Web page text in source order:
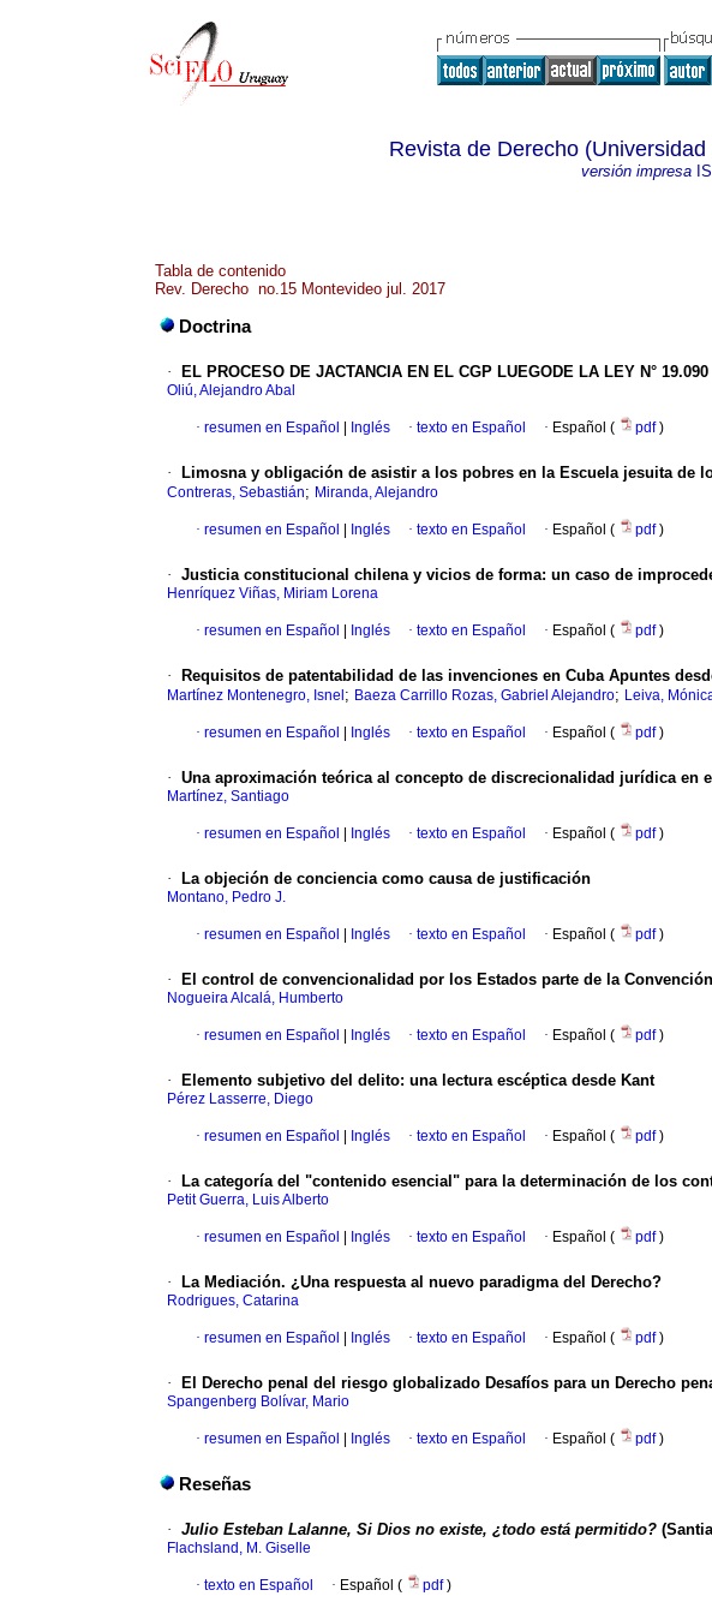
Revista de Derecho
versión impresa
Tabla de contenido
Rev. Derecho no.15 Montevideo jul. 2017
Doctrina
· EL PROCESO DE JACTANCIA EN EL CGP LUEGODE LA LEY N° 19.090
Oliú, Alejandro Abal
· resumen en Español Inglés · texto en Español · Español ( pdf)
· Limosna y obligación de asistir a los pobres en la Escuela jesuita de
Contreras, Sebastián; Miranda, Alejandro
· resumen en Español Inglés · texto en Español · Español ( pdf)
· Justicia constitucional chilena y vicios de forma: un caso de
Henríquez Viñas, Miriam Lorena
· resumen en Español Inglés · texto en Español · Español ( pdf)
· Requisitos de patentabilidad de las invenciones en Cuba Apuntes
Martínez Montenegro, Isnel ; Baeza Carrillo Rozas, Gabriel Alejandro; Leiva,
· resumen en Español Inglés · texto en Español · Español ( pdf)
· Una aproximación teórica al concepto de discrecionalidad jurídica en
Martínez, Santiago
· resumen en Español Inglés · texto en Español · Español ( pdf)
· La objeción de conciencia como causa de justificación
Montano, Pedro J.
· resumen en Español Inglés · texto en Español · Español ( pdf)
· El control de convencionalidad por los Estados parte de la
Nogueira Alcalá, Humberto
· resumen en Español Inglés · texto en Español · Español ( pdf)
· Elemento subjetivo del delito: una lectura escéptica desde Kant
Pérez Lasserre, Diego
· resumen en Español Inglés · texto en Español · Español ( pdf)
· La categoría del "contenido esencial" para la determinación de los
Petit Guerra, Luis Alberto
· resumen en Español Inglés · texto en Español · Español ( pdf)
· La Mediación. ¿Una respuesta al nuevo paradigma del Derecho?
Rodrigues, Catarina
· resumen en Español Inglés · texto en Español · Español ( pdf)
· El Derecho penal del riesgo globalizado Desafíos para un Derecho
Spangenberg Bolívar, Mario
· resumen en Español Inglés · texto en Español · Español ( pdf)
Reseñas
· Julio Esteban Lalanne, Si Dios no existe, ¿todo está permitido?
Flachsland, M. Giselle
· texto en Español · Español ( pdf)